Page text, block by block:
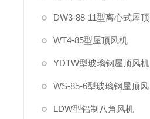
WT4-85型屋顶风机
YDTW型玻璃钢屋顶风机
WS-85-6型玻璃钢屋顶风
LDW型铝制八角风机